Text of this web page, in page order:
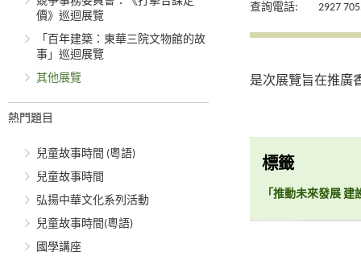
價》巡迴展覽
「百年建築：東華三院文物館的故
事」巡迴展覽
其他展覽
熱門題目
兒童故事時間 (粵語)
兒童故事時間
弘揚中華文化系列活動
兒童故事時間(粵語)
國學講座
查詢電話:
2927
是次展覽旨在推廣
標籤
「推動未來發展